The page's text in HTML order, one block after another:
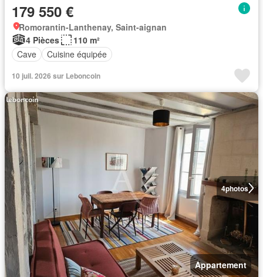
179 550 €
Romorantin-Lanthenay, Saint-aignan
4 Pièces
110 m²
Cave
Cuisine équipée
10 juil. 2026 sur Leboncoin
4photos
Appartement